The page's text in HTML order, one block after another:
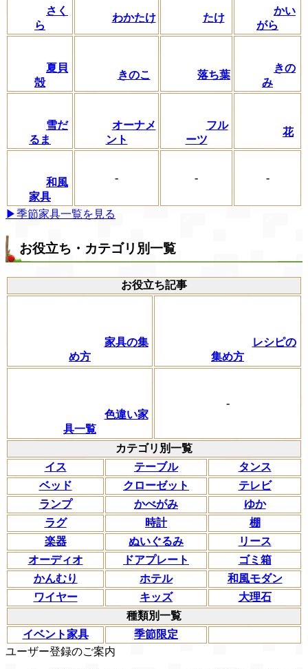
さく
ら
わかたけ たけ
かい
がら
夏貝
殻
きのこ 落ち葉
きの
み
雪だ
るま
オーナメ
ント
フル
ーツ
花
和風
家具
- - -
▶季節家具一覧を見る
お役立ち・カテゴリ別一覧
お役立ち記事
家具の集
め方
レシピの
集め方
色違い家
具一覧
-
カテゴリ別一覧
イス
テーブル
タンス
ベッド
クローゼット
テレビ
ランプ
かべがみ
ゆか
ラグ
時計
棚
楽器
ぬいぐるみ
リース
オーディオ
ドアプレート
ゴミ箱
かんむり
ホテル
和風モダン
ワイヤー
キッズ
大理石
種類別一覧
イベント家具
季節限定
ユーザー登録のご案内